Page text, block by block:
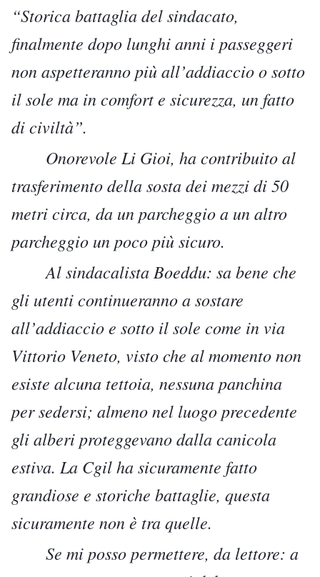
“Storica battaglia del sindacato,
finalmente dopo lunghi anni i passeggeri
non aspetteranno più all’addiaccio o sotto
il sole ma in comfort e sicurezza, un fatto
di civiltà”.
Onorevole Li Gioi, ha contribuito al
trasferimento della sosta dei mezzi di 50
metri circa, da un parcheggio a un altro
parcheggio un poco più sicuro.
Al sindacalista Boeddu: sa bene che
gli utenti continueranno a sostare
all’addiaccio e sotto il sole come in via
Vittorio Veneto, visto che al momento non
esiste alcuna tettoia, nessuna panchina
per sedersi; almeno nel luogo precedente
gli alberi proteggevano dalla canicola
estiva. La Cgil ha sicuramente fatto
grandiose e storiche battaglie, questa
sicuramente non è tra quelle.
Se mi posso permettere, da lettore: a